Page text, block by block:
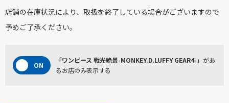
店舗の在庫状況により、取扱を終了している場合がございますので
予めご了承ください。
「ワンピース 戦光絶景-MONKEY.D.LUFFY GEAR4-」 があ
るお店のみ表示する